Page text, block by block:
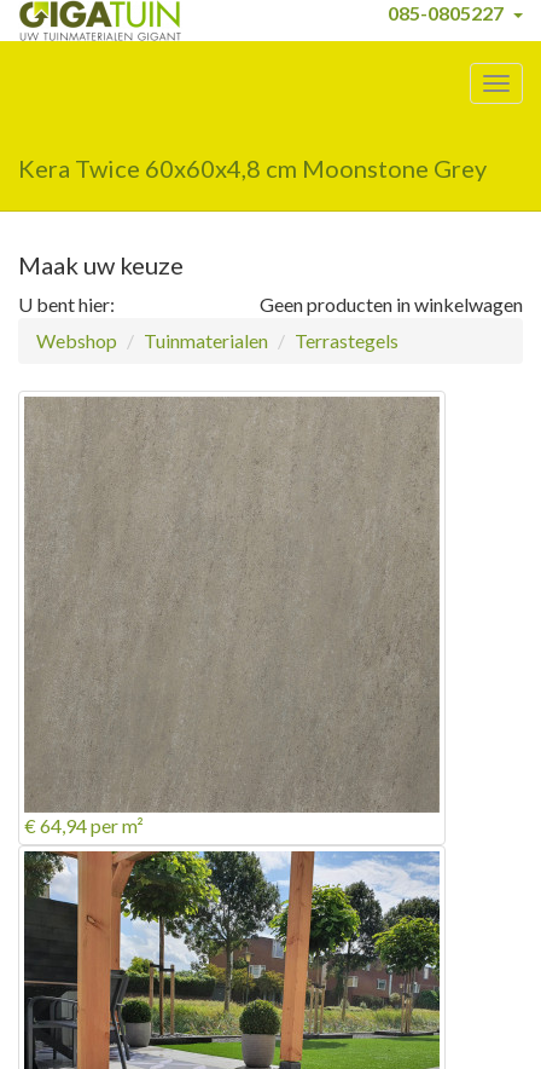
085-0805227
Kera Twice 60x60x4,8 cm Moonstone Grey
Maak uw keuze
Geen producten in winkelwagen
U bent hier:
Webshop
Tuinmaterialen Terrastegels
€ 64,94per m²